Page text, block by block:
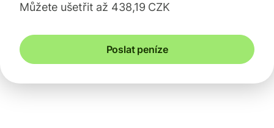
Můžete ušetřit až 438,19 CZK
Poslat peníze